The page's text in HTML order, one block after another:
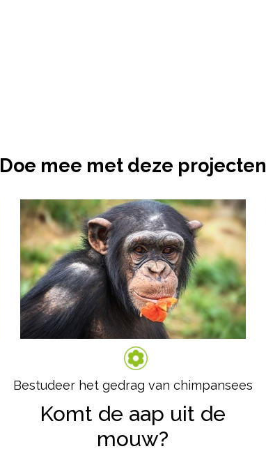
Doe mee met deze projecten
Bestudeer het gedrag van chimpansees
Komt de aap uit de
mouw?